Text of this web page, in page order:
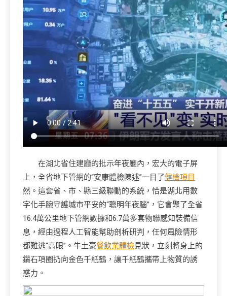
在湖北省住建廳的批示年夜廳內，宏大的電子屏
上，全省地下管網的“安康體檢陳述”一目了健檢項目
然。這套省、市、縣三級聯動的系統，恰是湖北用數
字化手腕守護城市平安的“聰明年夜腦”，它會聚了全省
16.4萬公里地下管網數據和6.7萬多套物聯感知裝備信
息，經由過程人工智能幫助剖析研判，任何風險情形
都難逃“高眼”。牛土豪餐飲業體檢見狀，立刻將身上的
鑽石項圈扔向金色千紙鶴，讓千紙鶴攜帶上物質的誘
惑力。